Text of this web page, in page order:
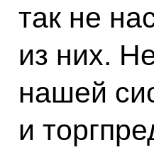
так не
из них.
нашей
и